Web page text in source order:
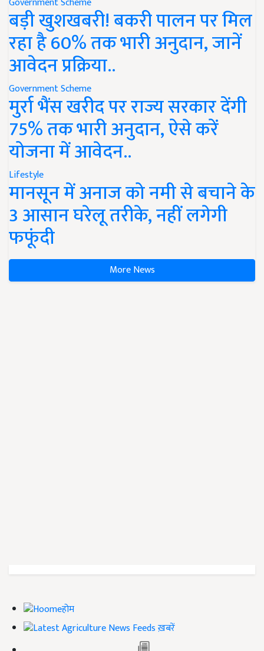
बड़ी खुशखबरी! बकरी पालन पर मिल
रहा है 60% तक भारी अनुदान, जानें
आवेदन प्रक्रिया..
Government Scheme
मुर्रा भैंस खरीद पर राज्य सरकार देंगी
75% तक भारी अनुदान, ऐसे करें
योजना में आवेदन..
Lifestyle
मानसून में अनाज को नमी से बचाने के
3 आसान घरेलू तरीके, नहीं लगेगी
फफूंदी
More News
होम
ख़बरें